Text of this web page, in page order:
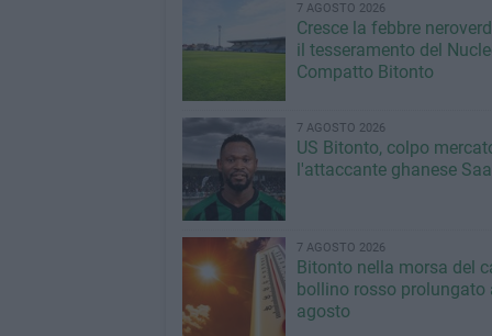
7 AGOSTO 2026
Cresce la febbre
il tesseramento del
Compatto Bitonto
7 AGOSTO 2026
US Bitonto, colpo
l'attaccante ghanese
7 AGOSTO 2026
Bitonto nella morsa del
bollino rosso prolungato
agosto